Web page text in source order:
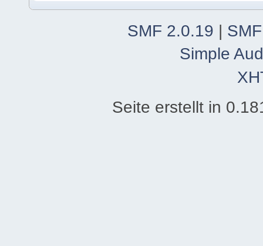
SMF 2.0.19
Simple
Seite erstellt in